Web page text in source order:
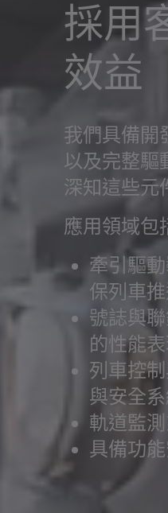
採用
效益
我們具備開
以及完整驅
深知這些元
應用領域包
牽引驅
保列車
號誌與
的性能
列車控
與安全
軌道監
具備功